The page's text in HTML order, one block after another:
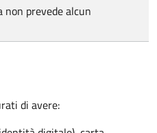
non prevede alcun
di avere: